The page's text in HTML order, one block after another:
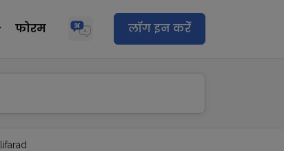
फोरम लॉग इन करेंं